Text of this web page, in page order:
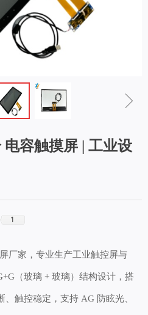
ꁇ
电容触摸屏 | 工业设
厂家，专业生产工业触控屏与
（玻璃 + 玻璃）结构设计，搭
触控稳定，支持 AG 防眩光、
1